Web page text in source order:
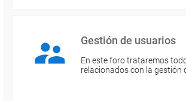
Gestión de usuarios
En este foro trataremos
relacionados con la gestión